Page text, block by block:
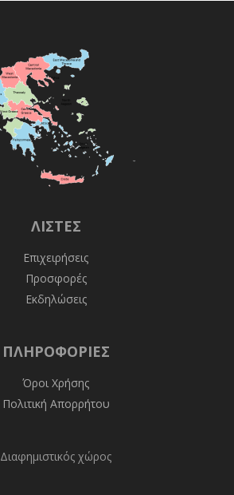
ΛΊΣΤΕΣ
Επιχειρήσεις
Προσφορές
Εκδηλώσεις
ΠΛΗΡΟΦΟΡΊΕΣ
Όροι Χρήσης
Πολιτική Απορρήτου
Διαφημιστικός χώρος